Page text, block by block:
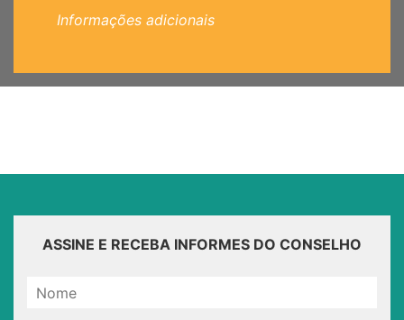
Informações adicionais
ASSINE E RECEBA INFORMES DO CONSELHO